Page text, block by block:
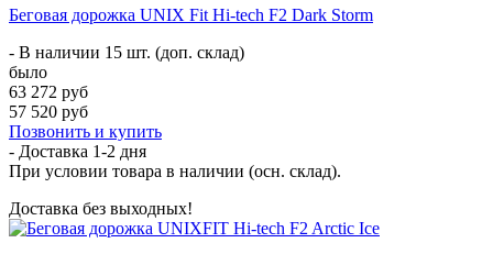
Беговая дорожка UNIX Fit Hi-tech F2 Dark Storm
- В наличии 15 шт. (доп. склад)
было
63 272 руб
57 520 руб
Позвонить и купить
- Доставка 1-2 дня
При условии товара в наличии (осн. склад).
Доставка без выходных!